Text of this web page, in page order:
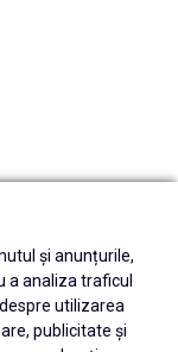
și anunțurile,
a analiza traficul
utilizarea
publicitate și